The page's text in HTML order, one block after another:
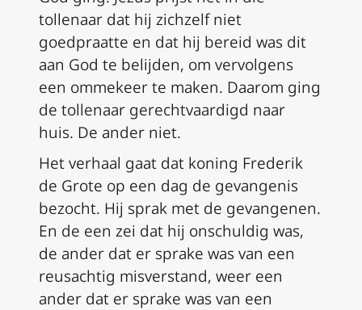
tollenaar dat hij zichzelf niet
goedpraatte en dat hij bereid was dit
aan God te belijden, om vervolgens
een ommekeer te maken. Daarom ging
de tollenaar gerechtvaardigd naar
huis. De ander niet.
Het verhaal gaat dat koning Frederik
de Grote op een dag de gevangenis
bezocht. Hij sprak met de gevangenen.
En de een zei dat hij onschuldig was,
de ander dat er sprake was van een
reusachtig misverstand, weer een
ander dat er sprake was van een